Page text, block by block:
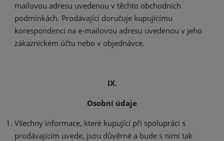
mailovou adresu uvedenou v těchto obchodních
podmínkách. Prodávající doručuje kupujícímu
korespondenci na e-mailovou adresu uvedenou v jeho
zákaznickém účtu nebo v objednávce.
IX.
Osobní údaje
Všechny informace, které kupující při spolupráci s
prodávajícím uvede, jsou důvěrné a bude s nimi tak